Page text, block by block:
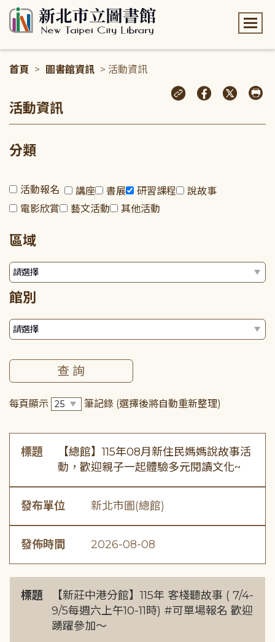
首頁 > 圖書館資訊 > 活動資訊
活動資訊
分類
活動報名 講座 書展 研習課程
說故事
電影欣賞
藝文活動 其他活動
區域
館別
每頁顯示 筆記錄 (選擇後將自動重新整理)
標題
【總館】115年08月新住民媽媽說故事活
動，歡迎親子一起體驗多元閱讀文化~
發布單位 新北市圖(總館)
發佈時間 2026-08-08
標題
【新莊中港分館】115年 客棧聽故事 ( 7/4-
9/5每週六上午10-11時) #可單場報名 歡迎
踴躍參加～